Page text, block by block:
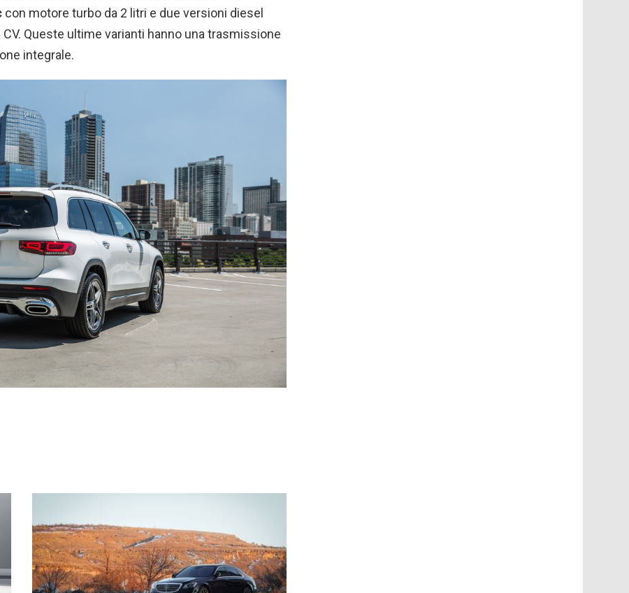
con motore turbo da 2 litri e due versioni diesel
Queste ultime varianti hanno una trasmissione
integrale.